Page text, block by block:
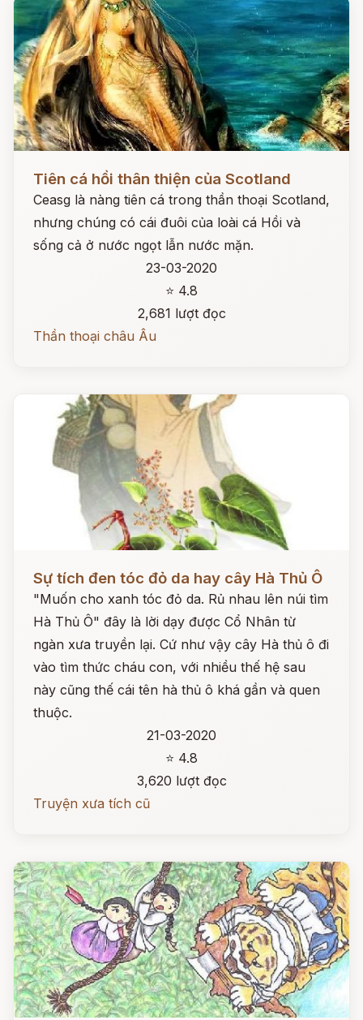
Tiên cá hồi thân thiện của Scotland
Ceasg là nàng tiên cá trong thần thoại Scotland,
nhưng chúng có cái đuôi của loài cá Hồi và
sống cả ở nước ngọt lẫn nước mặn.
23-03-2020
⭐ 4.8
2,681 lượt đọc
Thần thoại châu Âu
Sự tích đen tóc đỏ da hay cây Hà Thủ Ô
"Muốn cho xanh tóc đỏ da. Rủ nhau lên núi tìm
Hà Thủ Ô" đây là lời dạy được Cổ Nhân từ
ngàn xưa truyền lại. Cứ như vậy cây Hà thủ ô đi
vào tìm thức cháu con, với nhiều thế hệ sau
này cũng thế cái tên hà thủ ô khá gần và quen
thuộc.
21-03-2020
⭐ 4.8
3,620 lượt đọc
Truyện xưa tích cũ